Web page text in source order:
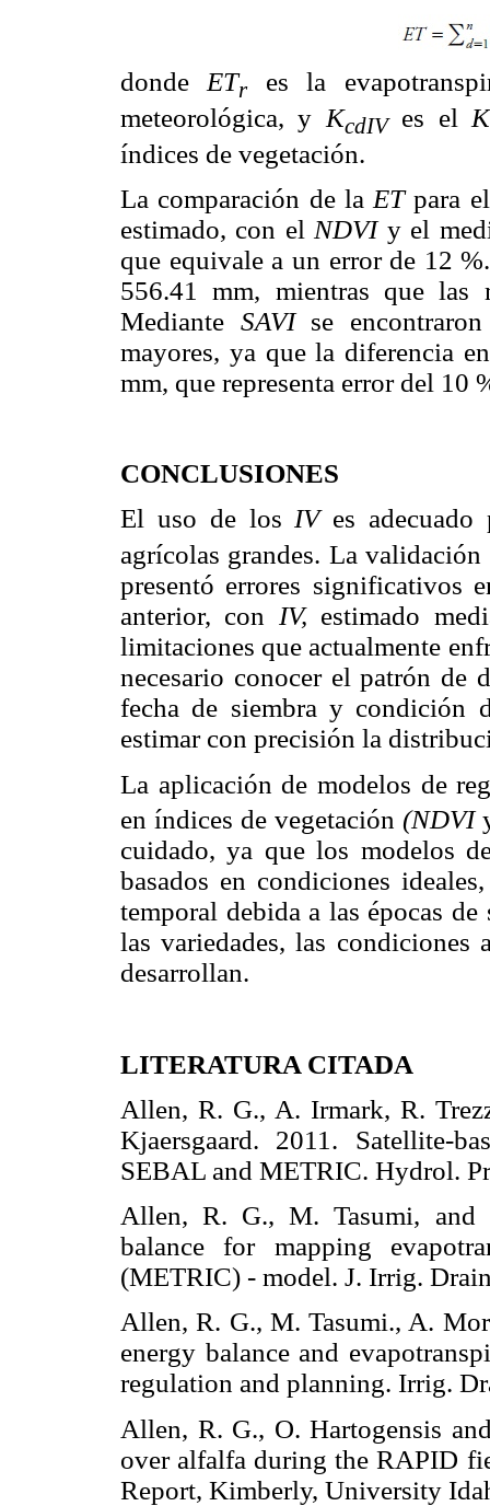
donde ETres la
meteorológica, y KcdIVes el K
índices de vegetación.
La comparación de la ETpara
estimado, con el NDVIy el
que equivale a un error de 12
556.41 mm, mientras que las
Mediante SAVIse encontraron
mayores, ya que la diferencia
mm, que representa error del 10
CONCLUSIONES
El uso de los IVes adecuado
agrícolas grandes. La
presentó errores significativos
anterior, con IV,estimado
limitaciones que actualmente
necesario conocer el patrón de
fecha de siembra y condición
estimar con precisión la
La aplicación de modelos de
en índices de vegetación (NDVI
cuidado, ya que los modelos
basados en condiciones
temporal debida a las épocas
las variedades, las condiciones
desarrollan.
LITERATURA CITADA
Allen, R. G., A. Irmark, R.
Kjaersgaard. 2011. Satellite-
SEBAL and METRIC.
Allen, R. G., M. Tasumi, and
balance for mapping
(METRIC) - model. J. Irrig.
Allen, R. G., M. Tasumi., A.
energy balance and
regulation and planning.
Allen, R. G., O. Hartogensis
over alfalfa during the RAPID
Report, Kimberly,